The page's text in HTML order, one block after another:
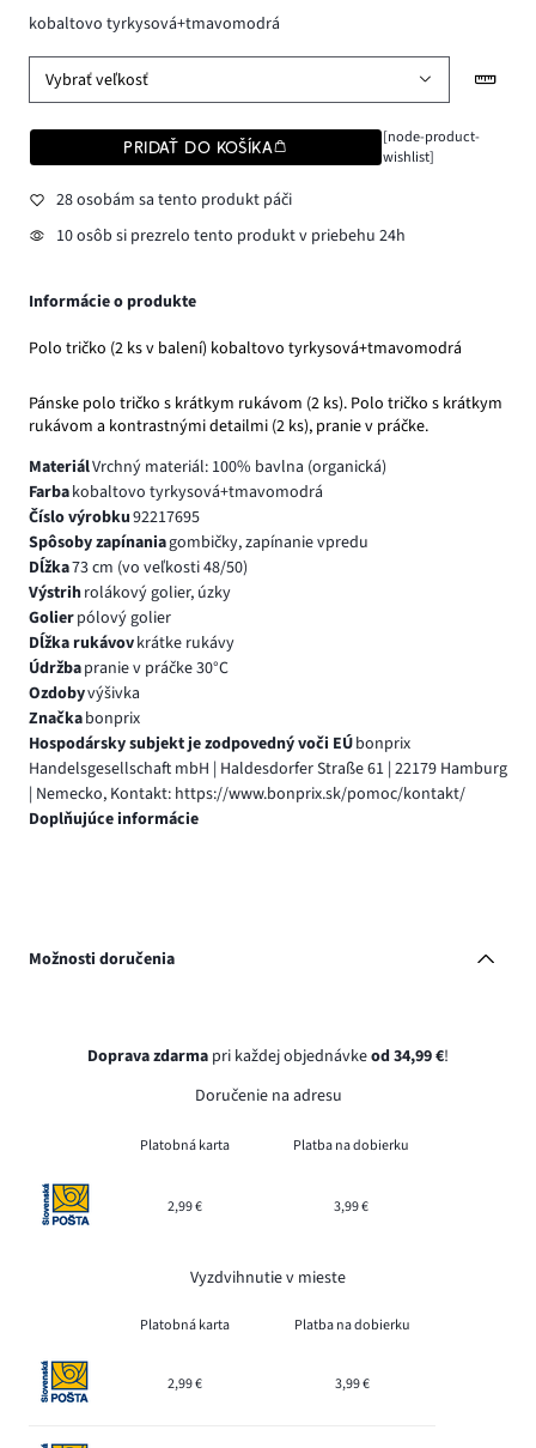
kobaltovo tyrkysová+tmavomodrá
Vybrať veľkosť
PRIDAŤ DO KOŠÍKA
[node-product-
wishlist]
28 osobám sa tento produkt páči
10 osôb si prezrelo tento produkt v priebehu 24h
Informácie o produkte
Polo tričko (2 ks v balení) kobaltovo tyrkysová+tmavomodrá
Pánske polo tričko s krátkym rukávom (2 ks). Polo tričko s krátkym
rukávom a kontrastnými detailmi (2 ks), pranie v práčke.
MateriálVrchný materiál: 100% bavlna (organická)
Farbakobaltovo tyrkysová+tmavomodrá
Číslo výrobku92217695
Spôsoby zapínaniagombičky, zapínanie vpredu
Dĺžka73 cm (vo veľkosti 48/50)
Výstrihrolákový golier, úzky
Golierpólový golier
Dĺžka rukávovkrátke rukávy
Údržbapranie v práčke 30°C
Ozdobyvýšivka
Značkabonprix
Hospodársky subjekt je zodpovedný voči EÚbonprix
Handelsgesellschaft mbH | Haldesdorfer Straße 61 | 22179 Hamburg
| Nemecko, Kontakt: https://www.bonprix.sk/pomoc/kontakt/
Doplňujúce informácie
Možnosti doručenia
Doprava zdarma pri každej objednávkeod 34,99 €!
Doručenie na adresu
Platobná karta Platba na dobierku
2,99 € 3,99 €
Vyzdvihnutie v mieste
Platobná karta Platba na dobierku
2,99 € 3,99 €